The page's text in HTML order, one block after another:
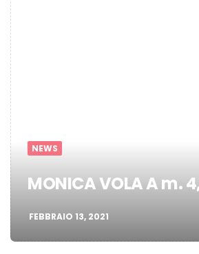
NEWS
MONICA VOLA A m.
FEBBRAIO 13, 2021